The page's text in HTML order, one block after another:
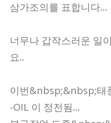
삼가조의를 표합니다...
너무나 갑작스러운 일
요..
이번&nbsp;&nbsp;태
-OIL 이 정전됨...